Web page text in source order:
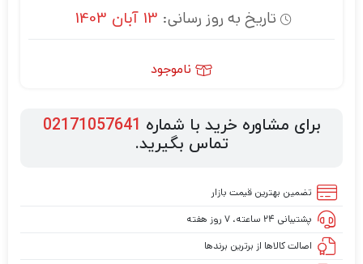
تاریخ به روز رسانی: 13 آبان 1403
ناموجود
برای مشاوره خرید با شماره 02171057641
تماس بگیرید.
تضمین بهترین قیمت بازار
پشتیبانی ۲۴ ساعته، ۷ روز هفته
اصالت کالاها از برترین برندها